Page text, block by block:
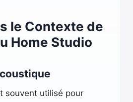
le Contexte de
Home Studio
souvent utilisé pour